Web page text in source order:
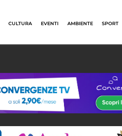
CULTURA EVENTI AMBIENTE SPORT